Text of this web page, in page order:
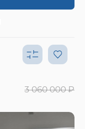
3 060 000 ₽